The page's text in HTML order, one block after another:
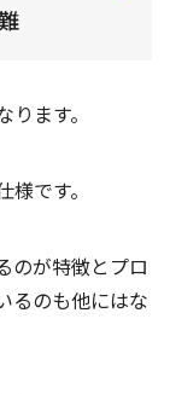
ます。
です。
のが特徴とプロ
るのも他にはな